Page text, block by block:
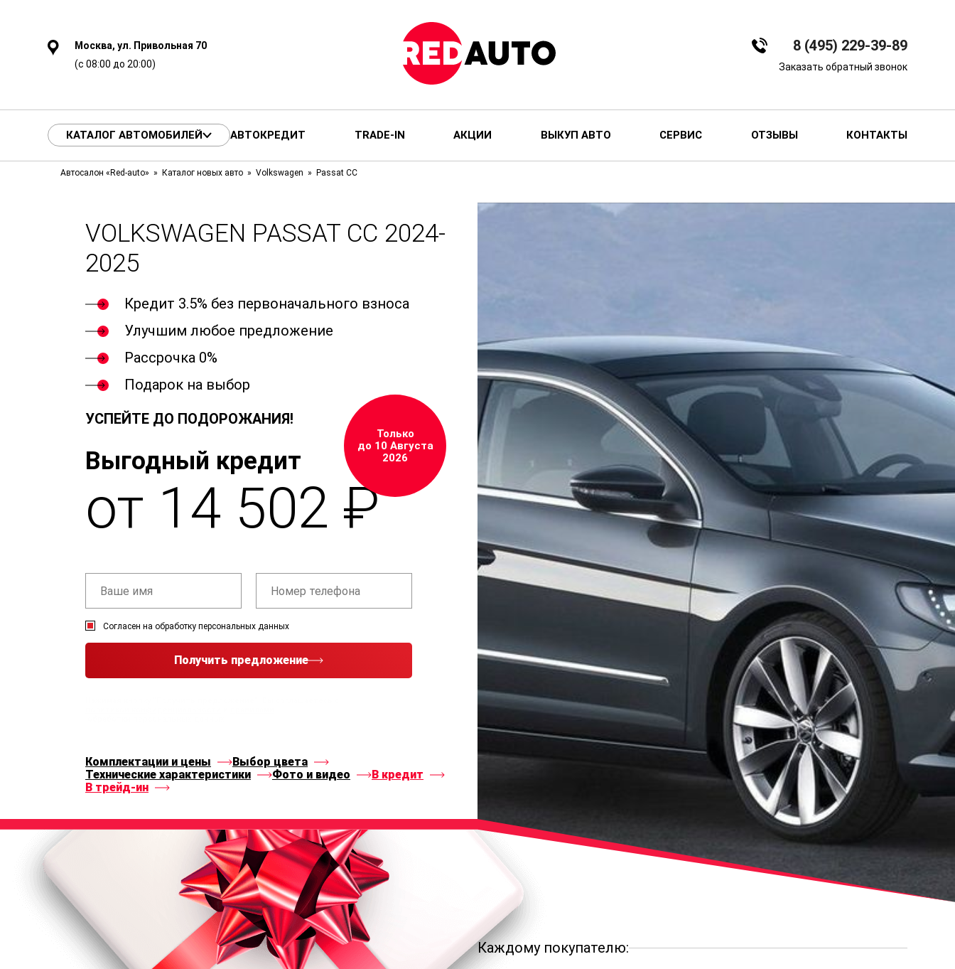
Москва, ул. Привольная 70
(с 08:00 до 20:00)
8 (495) 229-39-89
Заказать обратный звонок
КАТАЛОГ АВТОМОБИЛЕЙ АВТОКРЕДИТ TRADE-IN АКЦИИ ВЫКУП АВТО СЕРВИС ОТЗЫВЫ КОНТАКТЫ
Автосалон «Red-auto» Каталог новых авто Volkswagen Passat CC
VOLKSWAGEN PASSAT CC 2024-
2025
Кредит 3.5% без первоначального взноса
Улучшим любое предложение
Рассрочка 0%
Подарок на выбор
УСПЕЙТЕ ДО ПОДОРОЖАНИЯ!
Выгодный кредит
от 14 502 ₽
Только
до 10 Августа
2026
Согласен на обработку персональных данных
Получить предложение
Комплектации и цены
Выбор цвета
Технические характеристики
Фото и видео
В кредит
В трейд-ин
Каждому покупателю: